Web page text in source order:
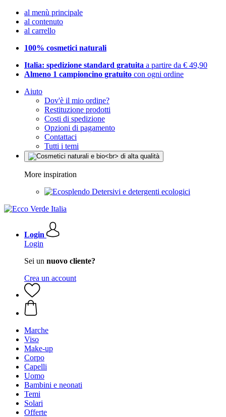
al menù principale
al contenuto
al carrello
100% cosmetici naturali
Italia: spedizione standard gratuita a partire da € 49,90
Almeno 1 campioncino gratuito con ogni ordine
Aiuto
Dov'è il mio ordine?
Restituzione prodotti
Costi di spedizione
Opzioni di pagamento
Contattaci
Tutti i temi
More inspiration
Detersivi e detergenti ecologici
Login
Login
Sei un nuovo cliente?
Crea un account
Marche
Viso
Make-up
Corpo
Capelli
Uomo
Bambini e neonati
Temi
Solari
Offerte